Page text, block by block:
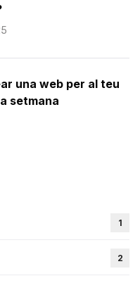
una web per al teu
setmana
1
2